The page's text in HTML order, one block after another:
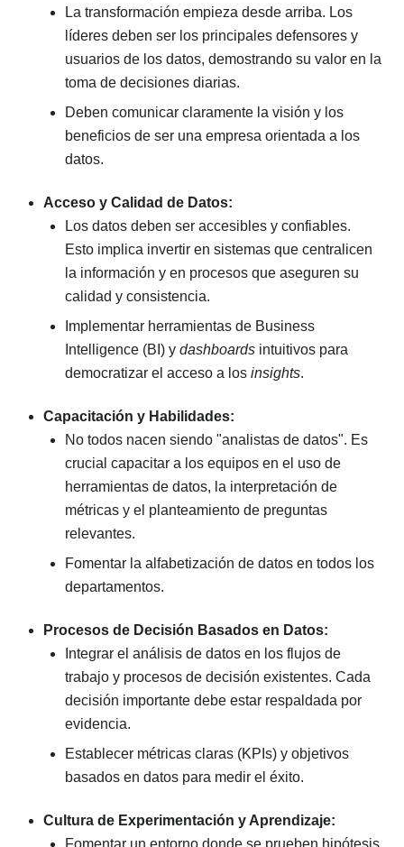
La transformación empieza desde arriba. Los
líderes deben ser los principales defensores y
usuarios de los datos, demostrando su valor en la
toma de decisiones diarias.
Deben comunicar claramente la visión y los
beneficios de ser una empresa orientada a los
datos.
Acceso y Calidad de Datos:
Los datos deben ser accesibles y confiables.
Esto implica invertir en sistemas que centralicen
la información y en procesos que aseguren su
calidad y consistencia.
Implementar herramientas de Business
Intelligence (BI) y dashboards intuitivos para
democratizar el acceso a los insights.
Capacitación y Habilidades:
No todos nacen siendo "analistas de datos". Es
crucial capacitar a los equipos en el uso de
herramientas de datos, la interpretación de
métricas y el planteamiento de preguntas
relevantes.
Fomentar la alfabetización de datos en todos los
departamentos.
Procesos de Decisión Basados en Datos:
Integrar el análisis de datos en los flujos de
trabajo y procesos de decisión existentes. Cada
decisión importante debe estar respaldada por
evidencia.
Establecer métricas claras (KPIs) y objetivos
basados en datos para medir el éxito.
Cultura de Experimentación y Aprendizaje:
Fomentar un entorno donde se prueben hipótesis